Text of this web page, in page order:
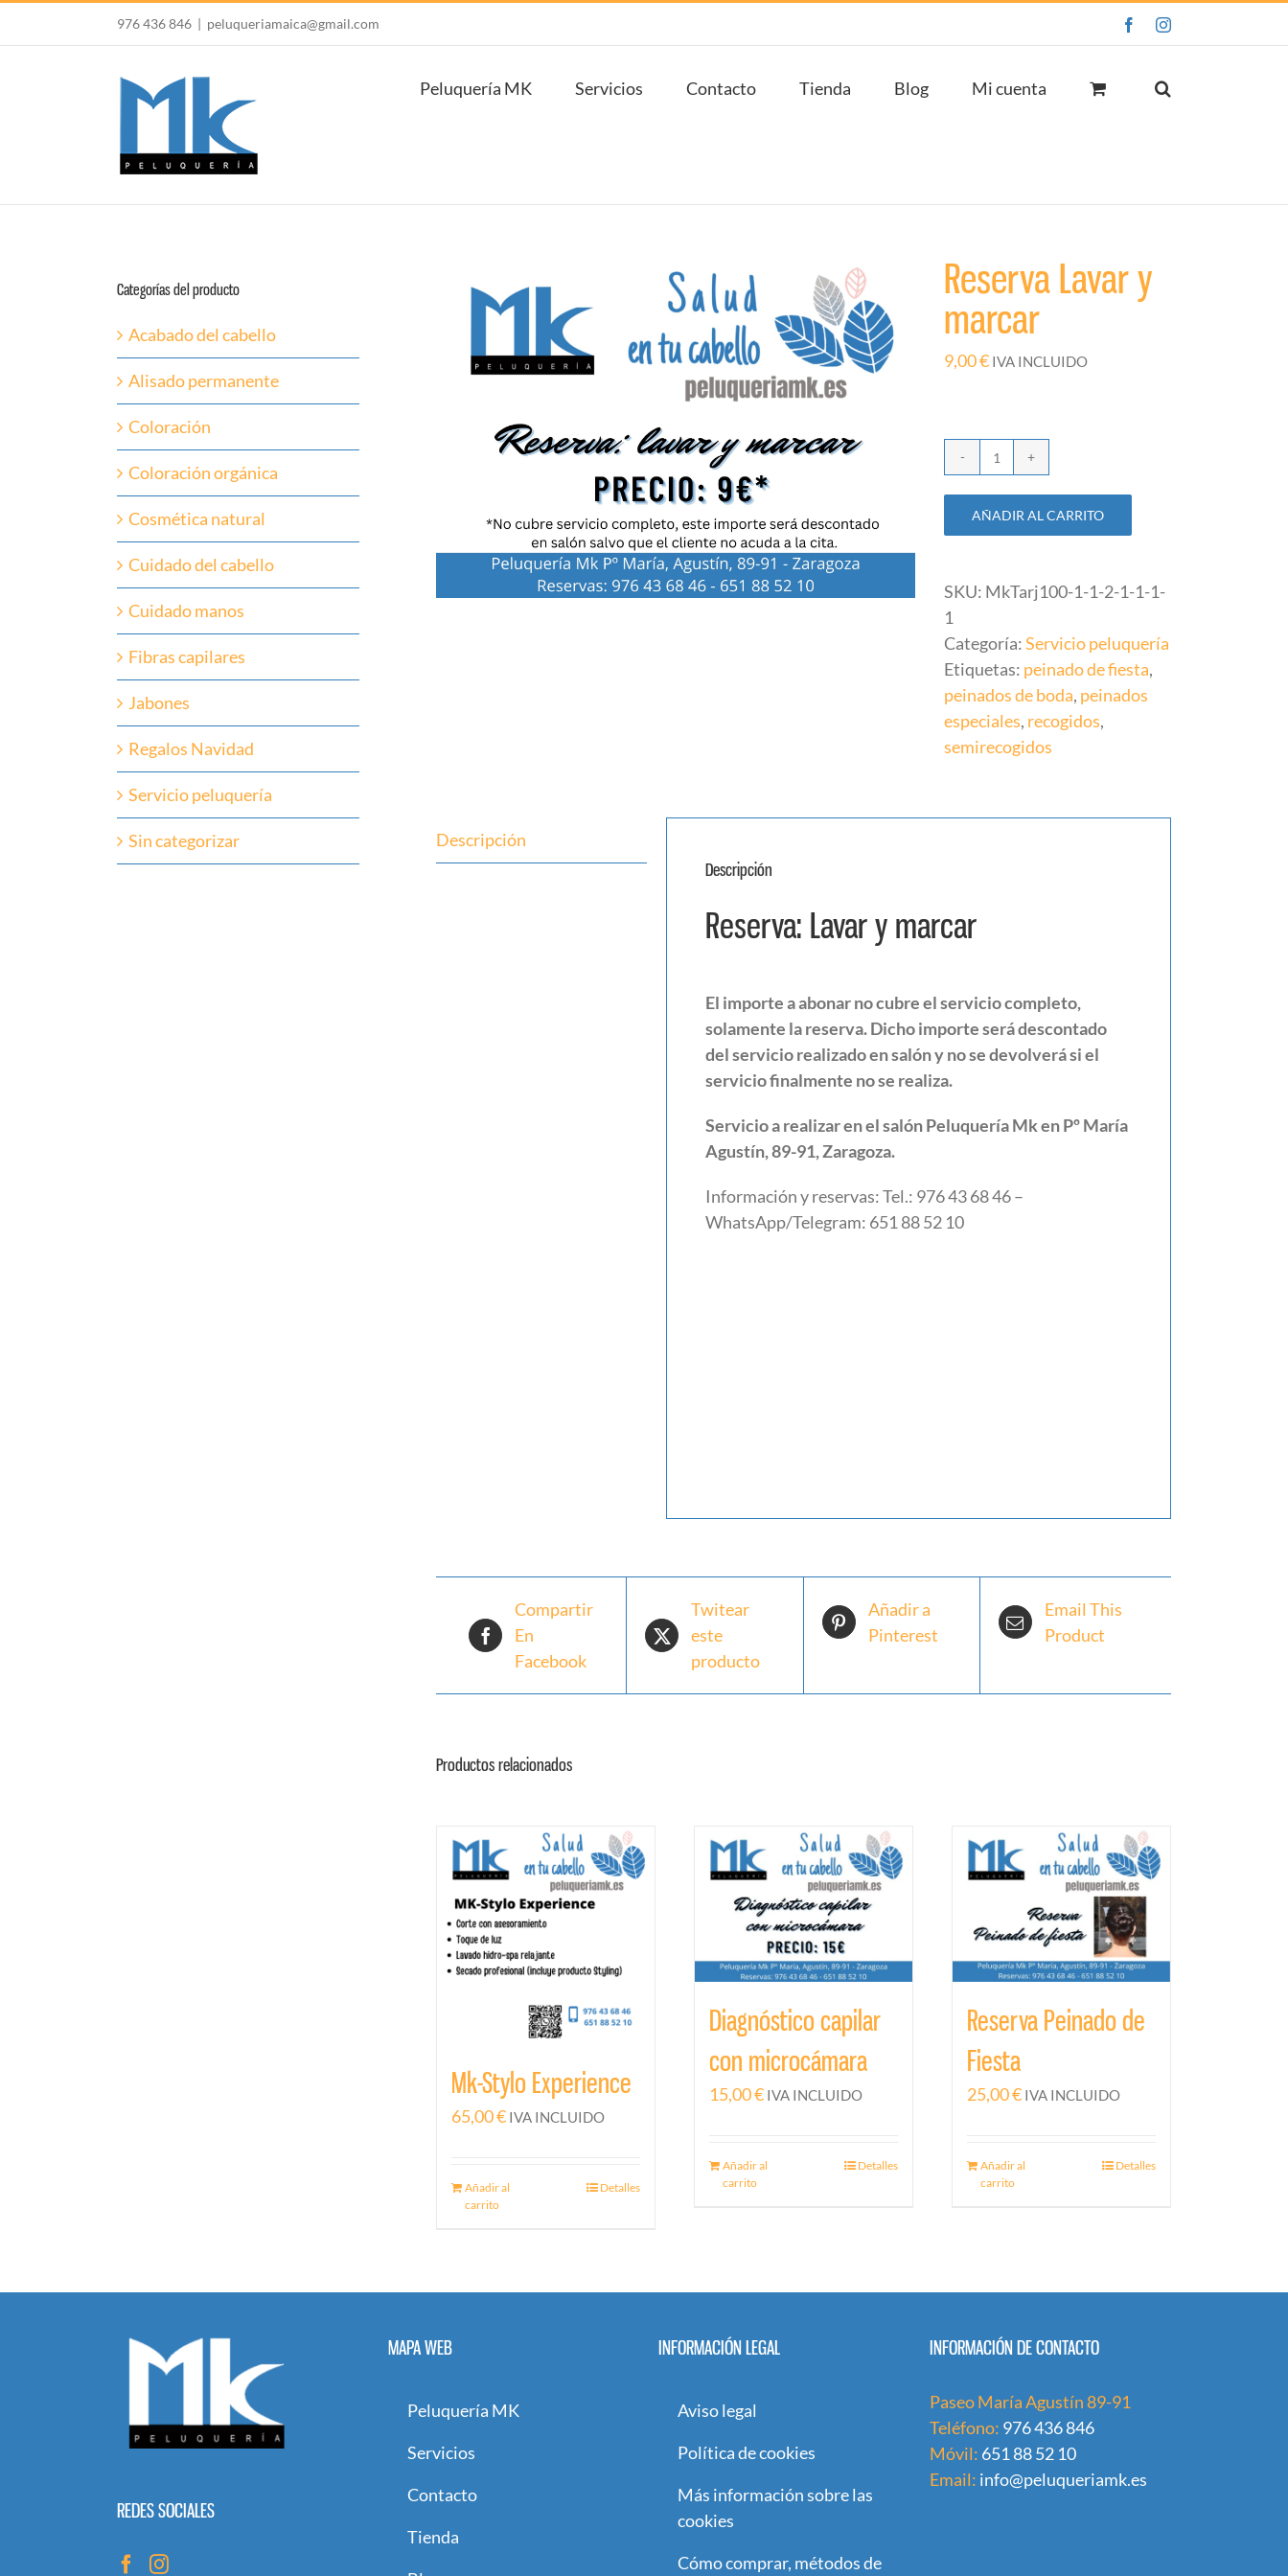
976 436 846 | peluqueriamaica@gmail.com FacebookInstagram
Peluquería MK Servicios Contacto Tienda Blog Mi cuenta
Reserva Lavar y
marcar
9,00€ IVA INCLUIDO
Reserva
Lavar
y
AÑADIR AL CARRITO
SKU: MkTarj100-1-1-2-1-1-1-
1
Categoría:Servicio peluquería
Etiquetas: peinado de fiesta,
peinados de boda, peinados
especiales, recogidos,
semirecogidos
Descripción
Descripción
Reserva: Lavar y marcar
El importe a abonar no cubre el servicio completo,
solamente la reserva. Dicho importe será descontado
del servicio realizado en salón y no se devolverá si el
servicio finalmente no se realiza.
Servicio a realizar en el salón Peluquería Mk en Pº María
Agustín, 89-91, Zaragoza.
Información y reservas: Tel.: 976 43 68 46 –
WhatsApp/Telegram: 651 88 52 10
Compartir
En
Facebook
Twitear
este
producto
Añadir a
Pinterest
Email This
Product
Productos relacionados
Mk-Stylo Experience
65,00€ IVA INCLUIDO
Añadir al
carrito
Detalles
Diagnóstico capilar
con microcámara
15,00€ IVA INCLUIDO
Añadir al
carrito
Detalles
Reserva Peinado de
Fiesta
25,00€ IVA INCLUIDO
Añadir al
carrito
Detalles
Categorías del producto
Acabado del cabello
Alisado permanente
Coloración
Coloración orgánica
Cosmética natural
Cuidado del cabello
Cuidado manos
Fibras capilares
Jabones
Regalos Navidad
Servicio peluquería
Sin categorizar
REDES SOCIALES
MAPA WEB
Peluquería MK
Servicios
Contacto
Tienda
INFORMACIÓN LEGAL
Aviso legal
Política de cookies
Más información sobre las
cookies
Cómo comprar, métodos de
INFORMACIÓN DE CONTACTO
Paseo María Agustín 89-91
Teléfono: 976 436 846
Móvil: 651 88 52 10
Email: info@peluqueriamk.es